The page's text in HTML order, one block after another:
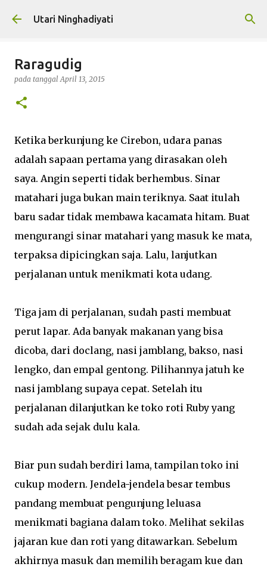
Langsung ke konten utama
Utari Ninghadiyati
Raragudig
pada tanggalApril 13, 2015
Ketika berkunjung ke Cirebon, udara panas
adalah sapaan pertama yang dirasakan oleh
saya. Angin seperti tidak berhembus. Sinar
matahari juga bukan main teriknya. Saat itulah
baru sadar tidak membawa kacamata hitam. Buat
mengurangi sinar matahari yang masuk ke mata,
terpaksa dipicingkan saja. Lalu, lanjutkan
perjalanan untuk menikmati kota udang.
Tiga jam di perjalanan, sudah pasti membuat
perut lapar. Ada banyak makanan yang bisa
dicoba, dari doclang, nasi jamblang, bakso, nasi
lengko, dan empal gentong. Pilihannya jatuh ke
nasi jamblang supaya cepat. Setelah itu
perjalanan dilanjutkan ke toko roti Ruby yang
sudah ada sejak dulu kala.
Biar pun sudah berdiri lama, tampilan toko ini
cukup modern. Jendela-jendela besar tembus
pandang membuat pengunjung leluasa
menikmati bagiana dalam toko. Melihat sekilas
jajaran kue dan roti yang ditawarkan. Sebelum
akhirnya masuk dan memilih beragam kue dan